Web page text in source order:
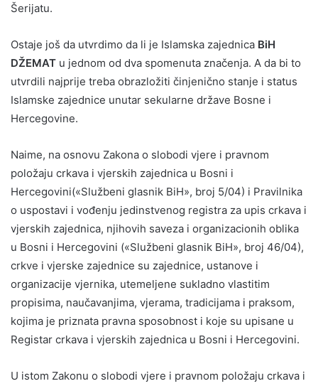
Šerijatu.
Ostaje još da utvrdimo da li je Islamska zajednica BiH
DŽEMAT u jednom od dva spomenuta značenja. A da bi to
utvrdili najprije treba obrazložiti činjenično stanje i status
Islamske zajednice unutar sekularne države Bosne i
Hercegovine.
Naime, na osnovu Zakona o slobodi vjere i pravnom
položaju crkava i vjerskih zajednica u Bosni i
Hercegovini(«Službeni glasnik BiH», broj 5/04) i Pravilnika
o uspostavi i vođenju jedinstvenog registra za upis crkava i
vjerskih zajednica, njihovih saveza i organizacionih oblika
u Bosni i Hercegovini («Službeni glasnik BiH», broj 46/04),
crkve i vjerske zajednice su zajednice, ustanove i
organizacije vjernika, utemeljene sukladno vlastitim
propisima, naučavanjima, vjerama, tradicijama i praksom,
kojima je priznata pravna sposobnost i koje su upisane u
Registar crkava i vjerskih zajednica u Bosni i Hercegovini.
U istom Zakonu o slobodi vjere i pravnom položaju crkava i